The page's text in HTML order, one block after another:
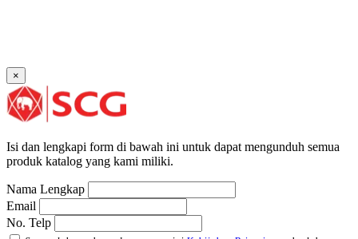
Plug SCG AW
Shinkolite
Atap Akrilik Shinkolite Shade
×
Isi dan lengkapi form di bawah ini untuk dapat mengunduh semua
produk katalog yang kami miliki.
Nama Lengkap
Email
No. Telp